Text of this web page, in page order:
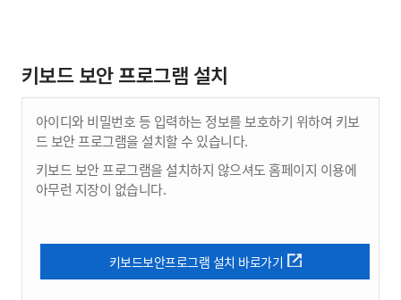
키보드 보안 프로그램 설치
아이디와 비밀번호 등 입력하는 정보를 보호하기 위하여 키보
드 보안 프로그램을 설치할 수 있습니다.
키보드 보안 프로그램을 설치하지 않으셔도 홈페이지 이용에
아무런 지장이 없습니다.
키보드보안프로그램 설치 바로가기